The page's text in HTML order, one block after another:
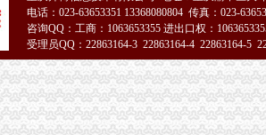
电话：023-63653351 13368080804 传真：023-
咨询QQ：工商：1063653355 进出口权：
受理员QQ：22863164-3 22863164-4 22863164-5